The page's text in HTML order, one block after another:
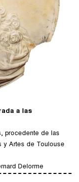
a las
procedente de las
y Artes de Toulouse
Delorme